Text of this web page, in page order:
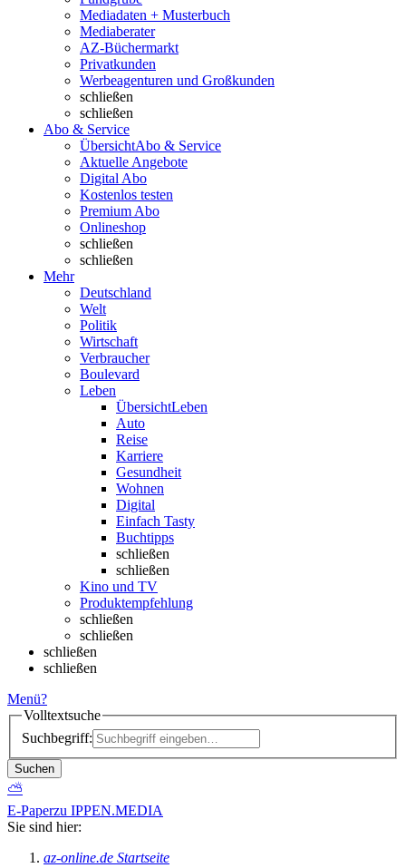
Mediadaten + Musterbuch
Mediaberater
AZ-Büchermarkt
Privatkunden
Werbeagenturen und Großkunden
schließen
schließen
Abo & Service
ÜbersichtAbo & Service
Aktuelle Angebote
Digital Abo
Kostenlos testen
Premium Abo
Onlineshop
schließen
schließen
Mehr
Deutschland
Welt
Politik
Wirtschaft
Verbraucher
Boulevard
Leben
ÜbersichtLeben
Auto
Reise
Karriere
Gesundheit
Wohnen
Digital
Einfach Tasty
Buchtipps
schließen
schließen
Kino und TV
Produktempfehlung
schließen
schließen
schließen
schließen
Menü?
Volltextsuche
Suchbegriff:
Suchen
⛅
E-Paperzu IPPEN.MEDIA
Sie sind hier:
az-online.de Startseite